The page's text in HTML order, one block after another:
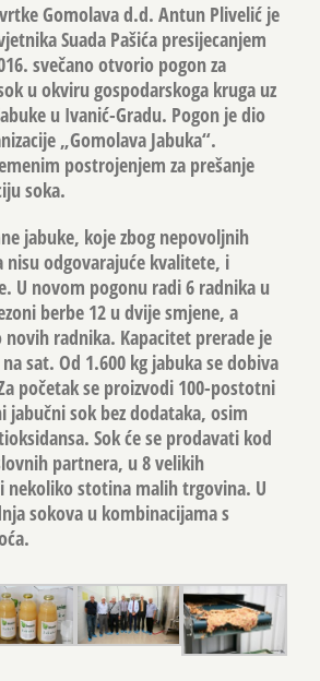
Gomolava d.d. Antun Plivelić je
Suada Pašića presijecanjem
svečano otvorio pogon za
u okviru gospodarskoga kruga uz
u Ivanić-Gradu. Pogon je dio
„Gomolava Jabuka“.
postrojenjem za prešanje
soka.
jabuke, koje zbog nepovoljnih
odgovarajuće kvalitete, i
U novom pogonu radi 6 radnika u
berbe 12 u dvije smjene, a
novih radnika. Kapacitet prerade je
sat. Od 1.600 kg jabuka se dobiva
početak se proizvodi 100-postotni
jabučni sok bez dodataka, osim
Sok će se prodavati kod
partnera, u 8 velikih
nekoliko stotina malih trgovina. U
sokova u kombinacijama s